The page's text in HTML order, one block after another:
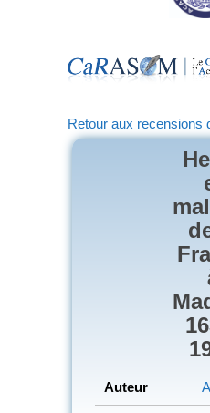
Retour aux recensions
Auteur